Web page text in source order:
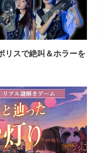
リスで絶叫＆ホラーを